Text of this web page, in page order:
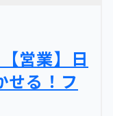
営業】日
せる！フ